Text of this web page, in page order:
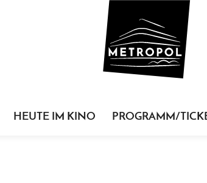
HEUTE IM KINO PROGRAMM/